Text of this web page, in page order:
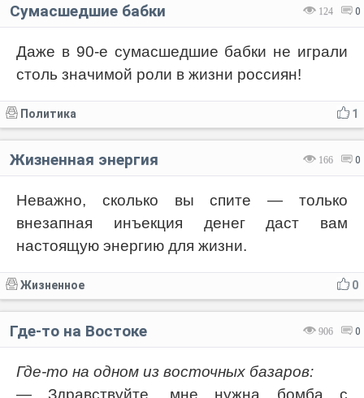
124 0
Сумасшедшие бабки
Даже в 90-е сумасшедшие бабки не играли
столь значимой роли в жизни россиян!
1
Политика
166 0
Жизненная энергия
Неважно, сколько вы спите — только
внезапная инъекция денег даст вам
настоящую энергию для жизни.
0
Жизненное
906 0
Где-то на Востоке
Где-то на одном из восточных базаров:
— Здравствуйте, мне нужна бомба с